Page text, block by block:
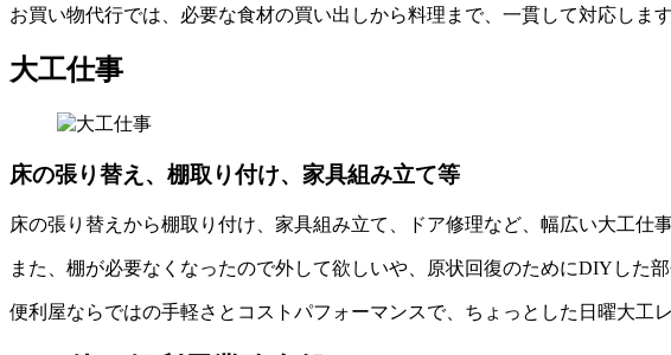
お買い物代行では、必要な食材の買い出しから料理まで、一貫して対応し
大工仕事
床の張り替え、棚取り付け、家具組み立て等
床の張り替えから棚取り付け、家具組み立て、ドア修理など、幅広い大工仕
また、棚が必要なくなったので外して欲しいや、原状回復のためにDIYした
便利屋ならではの手軽さとコストパフォーマンスで、ちょっとした日曜大工